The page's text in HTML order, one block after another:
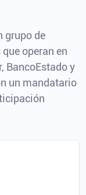
grupo de
operan en
BancoEstado y
un mandatario